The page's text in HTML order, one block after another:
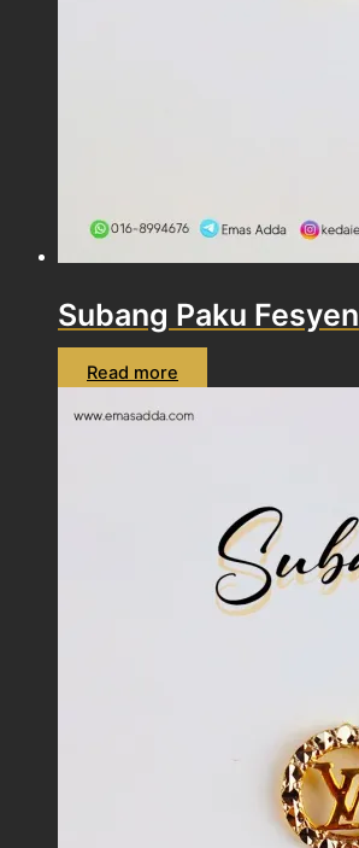
Subang Paku Fesyen
Read more